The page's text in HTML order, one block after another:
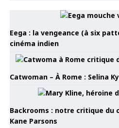
Eega : la vengeance (à six
cinéma indien
Catwoman – À Rome : Selina
Backrooms : notre critique du
Kane Parsons